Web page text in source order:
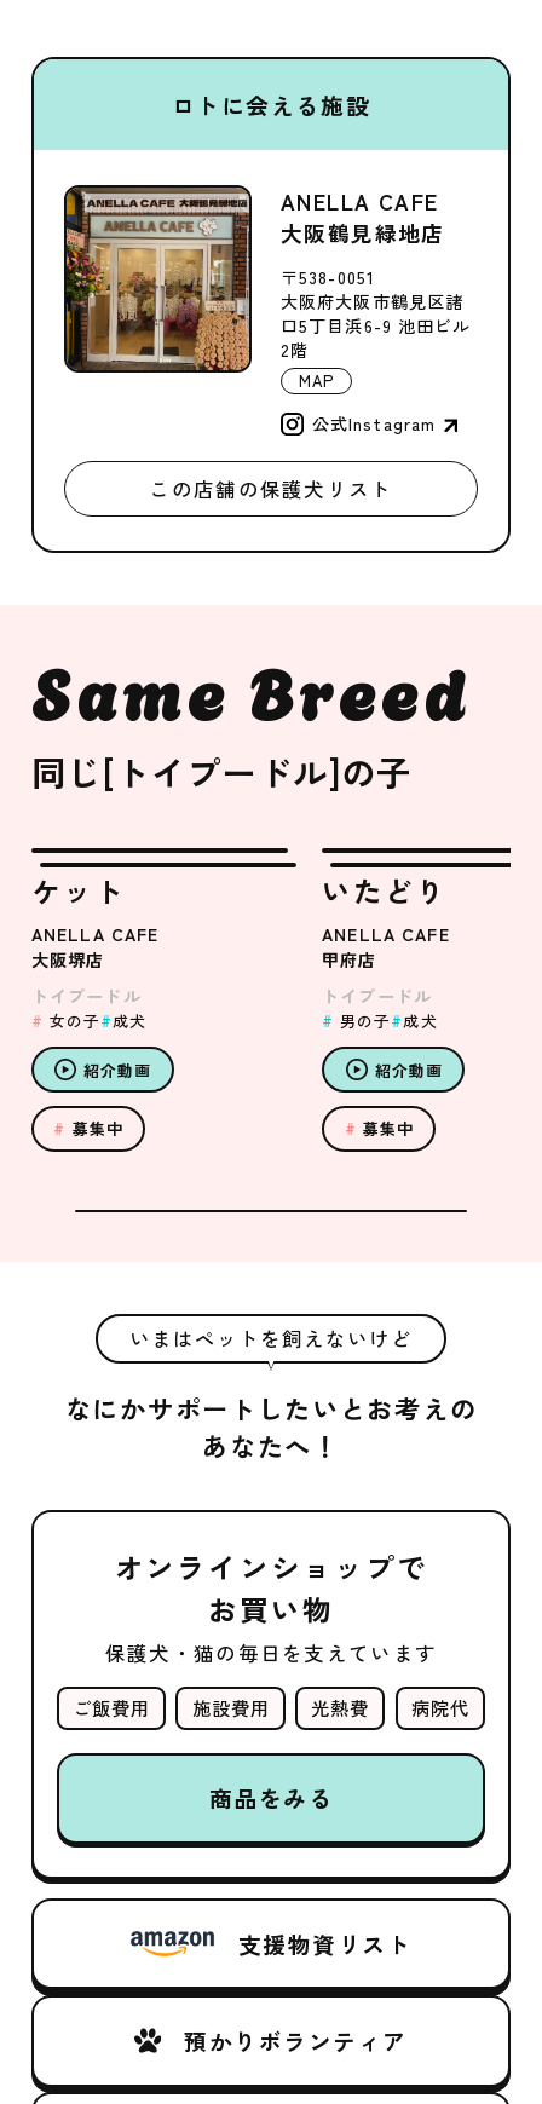
ロトに会える施設
ANELLA CAFE
大阪鶴見緑地店
〒538-0051
大阪府大阪市鶴見区諸
口5丁目浜6-9 池田ビル
2階
MAP
公式Instagram
この店舗の保護犬リスト
Same Breed
同じ[トイプードル]の子
ケット
ANELLA CAFE
大阪堺店
トイプードル
女の子 成犬
紹介動画
募集中
いたどり
ANELLA CAFE
甲府店
トイプードル
男の子 成犬
紹介動画
募集中
いまはペットを飼えないけど
なにかサポートしたいとお考えの
あなたへ！
オンラインショップで
お買い物
保護犬・猫の毎日を支えています
ご飯費用 施設費用 光熱費 病院代
商品をみる
支援物資リスト
預かりボランティア